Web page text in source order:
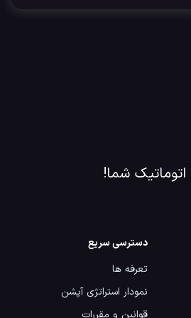
اتوماتیک شما!
دسترسی سریع
تعرفه ها
نمودار استراتژی آپشن
قوانین و مقررات